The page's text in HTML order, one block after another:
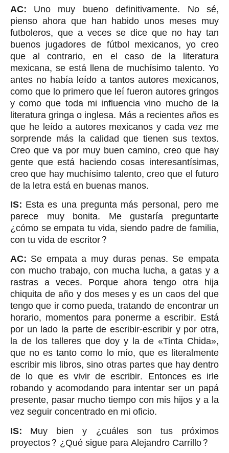
AC: Uno muy bueno definitivamente. No sé,
pienso ahora que han habido unos meses muy
futboleros, que a veces se dice que no hay tan
buenos jugadores de fútbol mexicanos, yo creo
que al contrario, en el caso de la literatura
mexicana, se está llena de muchísimo talento. Yo
antes no había leído a tantos autores mexicanos,
como que lo primero que leí fueron autores gringos
y como que toda mi influencia vino mucho de la
literatura gringa o inglesa. Más a recientes años es
que he leído a autores mexicanos y cada vez me
sorprende más la calidad que tienen sus textos.
Creo que va por muy buen camino, creo que hay
gente que está haciendo cosas interesantísimas,
creo que hay muchísimo talento, creo que el futuro
de la letra está en buenas manos.
IS: Esta es una pregunta más personal, pero me
parece muy bonita. Me gustaría preguntarte
¿cómo se empata tu vida, siendo padre de familia,
con tu vida de escritor?
AC: Se empata a muy duras penas. Se empata
con mucho trabajo, con mucha lucha, a gatas y a
rastras a veces. Porque ahora tengo otra hija
chiquita de año y dos meses y es un caos del que
tengo que ir como pueda, tratando de encontrar un
horario, momentos para ponerme a escribir. Está
por un lado la parte de escribir-escribir y por otra,
la de los talleres que doy y la de «Tinta Chida»,
que no es tanto como lo mío, que es literalmente
escribir mis libros, sino otras partes que hay dentro
de lo que es vivir de escribir. Entonces es irle
robando y acomodando para intentar ser un papá
presente, pasar mucho tiempo con mis hijos y a la
vez seguir concentrado en mi oficio.
IS: Muy bien y ¿cuáles son tus próximos
proyectos? ¿Qué sigue para Alejandro Carrillo?